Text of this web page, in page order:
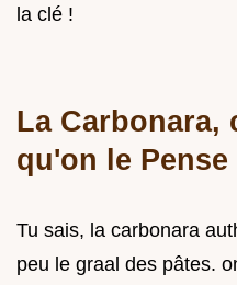
la clé !
La Carbonara,
qu'on le Pense
Tu sais, la carbonara
peu le graal des pâtes.